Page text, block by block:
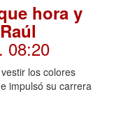
hora y
. 08:20
los colores
impulsó su carrera